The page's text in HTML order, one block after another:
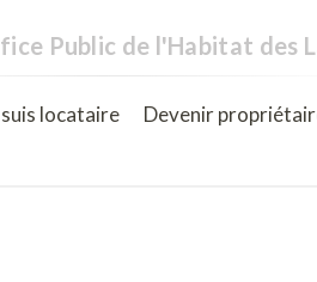
Public de l'Habitat des
suis locataire Devenir